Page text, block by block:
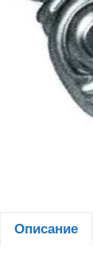
Описание